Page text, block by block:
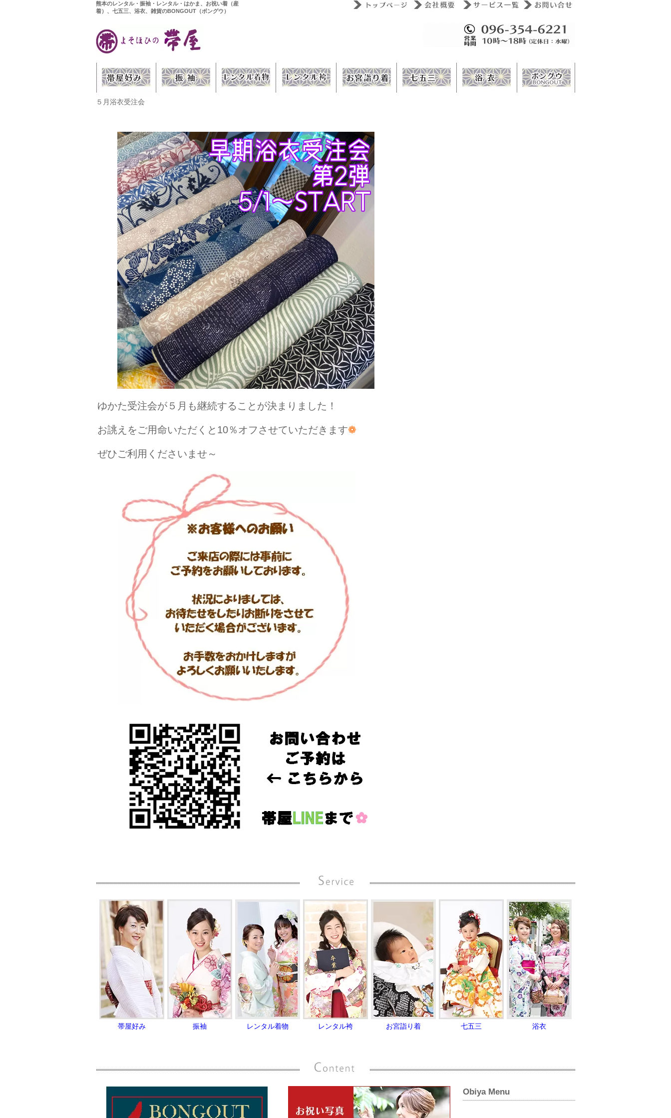
熊本のレンタル・振袖・レンタル・はかま、お祝い着（産
着）、七五三、浴衣、雑貨のBONGOUT（ボングウ）
５月浴衣受注会
ゆかた受注会が５月も継続することが決まりました！
お誂えをご用命いただくと10％オフさせていただきます❁
ぜひご利用くださいませ～
帯屋好み 振袖 レンタル着物 レンタル袴 お宮詣り着 七五三 浴衣
Obiya Menu